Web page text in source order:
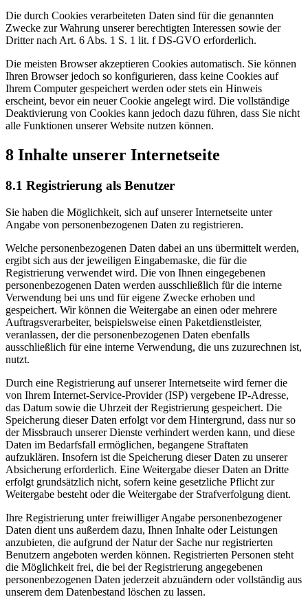
Die durch Cookies verarbeiteten Daten sind für die genannten
Zwecke zur Wahrung unserer berechtigten Interessen sowie der
Dritter nach Art. 6 Abs. 1 S. 1 lit. f DS-GVO erforderlich.
Die meisten Browser akzeptieren Cookies automatisch. Sie können
Ihren Browser jedoch so konfigurieren, dass keine Cookies auf
Ihrem Computer gespeichert werden oder stets ein Hinweis
erscheint, bevor ein neuer Cookie angelegt wird. Die vollständige
Deaktivierung von Cookies kann jedoch dazu führen, dass Sie nicht
alle Funktionen unserer Website nutzen können.
8 Inhalte unserer Internetseite
8.1 Registrierung als Benutzer
Sie haben die Möglichkeit, sich auf unserer Internetseite unter
Angabe von personenbezogenen Daten zu registrieren.
Welche personenbezogenen Daten dabei an uns übermittelt werden,
ergibt sich aus der jeweiligen Eingabemaske, die für die
Registrierung verwendet wird. Die von Ihnen eingegebenen
personenbezogenen Daten werden ausschließlich für die interne
Verwendung bei uns und für eigene Zwecke erhoben und
gespeichert. Wir können die Weitergabe an einen oder mehrere
Auftragsverarbeiter, beispielsweise einen Paketdienstleister,
veranlassen, der die personenbezogenen Daten ebenfalls
ausschließlich für eine interne Verwendung, die uns zuzurechnen ist,
nutzt.
Durch eine Registrierung auf unserer Internetseite wird ferner die
von Ihrem Internet-Service-Provider (ISP) vergebene IP-Adresse,
das Datum sowie die Uhrzeit der Registrierung gespeichert. Die
Speicherung dieser Daten erfolgt vor dem Hintergrund, dass nur so
der Missbrauch unserer Dienste verhindert werden kann, und diese
Daten im Bedarfsfall ermöglichen, begangene Straftaten
aufzuklären. Insofern ist die Speicherung dieser Daten zu unserer
Absicherung erforderlich. Eine Weitergabe dieser Daten an Dritte
erfolgt grundsätzlich nicht, sofern keine gesetzliche Pflicht zur
Weitergabe besteht oder die Weitergabe der Strafverfolgung dient.
Ihre Registrierung unter freiwilliger Angabe personenbezogener
Daten dient uns außerdem dazu, Ihnen Inhalte oder Leistungen
anzubieten, die aufgrund der Natur der Sache nur registrierten
Benutzern angeboten werden können. Registrierten Personen steht
die Möglichkeit frei, die bei der Registrierung angegebenen
personenbezogenen Daten jederzeit abzuändern oder vollständig aus
unserem dem Datenbestand löschen zu lassen.